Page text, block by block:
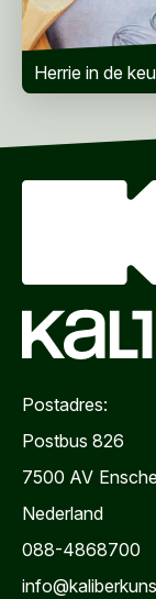
Bericht*
Herrie in de
Postadres:
Postbus 826
7500 AV
Nederland
088-4868700